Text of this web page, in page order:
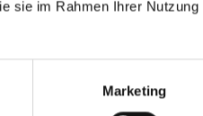
sie im Rahmen Ihrer Nutzung
Marketing